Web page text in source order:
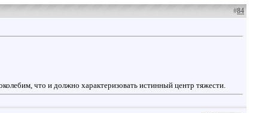
#84
что и должно характеризовать истинный центр тяжести.